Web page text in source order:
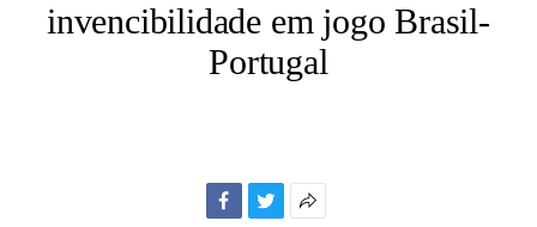
invencibilidade em jogo Brasil-
Portugal